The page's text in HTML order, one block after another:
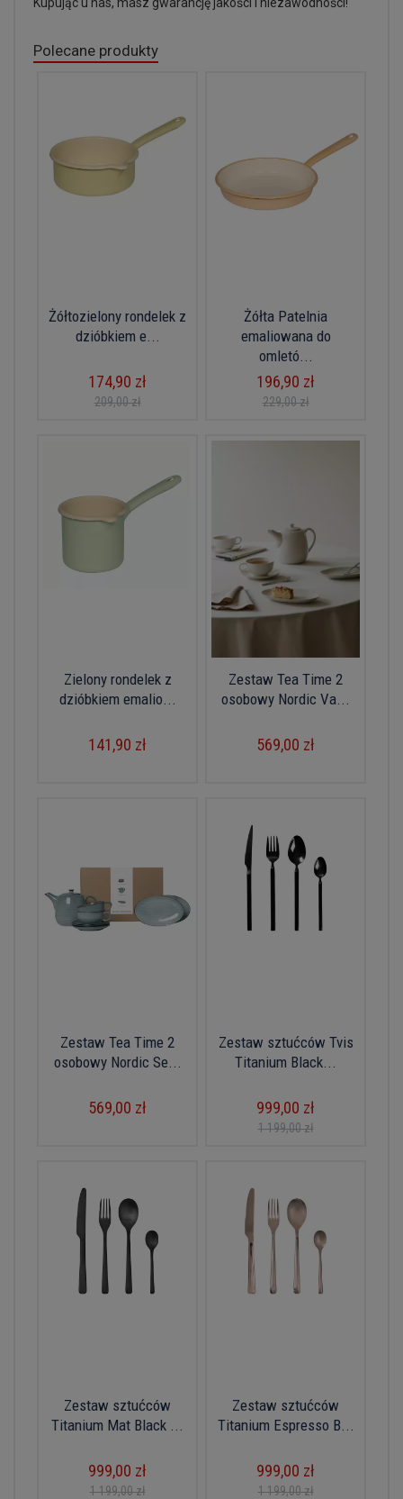
Polecane produkty
Żółtozielony rondelek z
dzióbkiem e...
174,90 zł
209,00 zł
Żółta Patelnia
emaliowana do
omletó...
196,90 zł
229,00 zł
Zielony rondelek z
dzióbkiem emalio...
141,90 zł
Zestaw Tea Time 2
osobowy Nordic Va...
569,00 zł
Zestaw Tea Time 2
osobowy Nordic Se...
569,00 zł
Zestaw sztućców Tvis
Titanium Black...
999,00 zł
1 199,00 zł
Zestaw sztućców
Titanium Mat Black ...
999,00 zł
1 199,00 zł
Zestaw sztućców
Titanium Espresso B...
999,00 zł
1 199,00 zł